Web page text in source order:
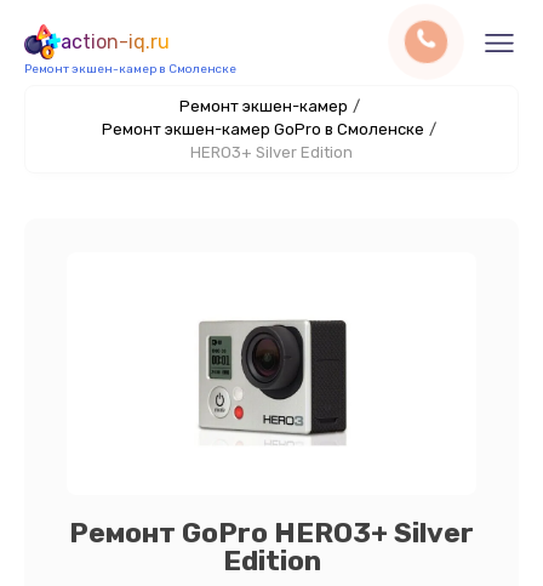
action-iq.ru
Ремонт экшен-камер в Смоленске
Ремонт экшен-камер /
Ремонт экшен-камер GoPro в Смоленске /
HERO3+ Silver Edition
Ремонт GoPro HERO3+ Silver
Edition